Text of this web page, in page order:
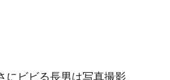
にビビる長男は写真撮影